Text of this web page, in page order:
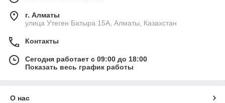
г. Алматы
улица Утеген Батыра 15А, Алматы, Казахстан
Контакты
Сегодня работает с 09:00 до 18:00
Показать весь график работы
О нас